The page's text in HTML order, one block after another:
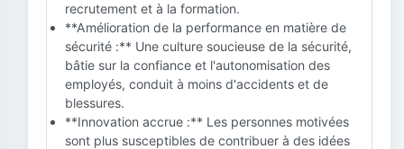
recrutement et à la formation.
**Amélioration de la performance en matière de
sécurité :** Une culture soucieuse de la sécurité,
bâtie sur la confiance et l'autonomisation des
employés, conduit à moins d'accidents et de
blessures.
**Innovation accrue :** Les personnes motivées
sont plus susceptibles de contribuer à des idées